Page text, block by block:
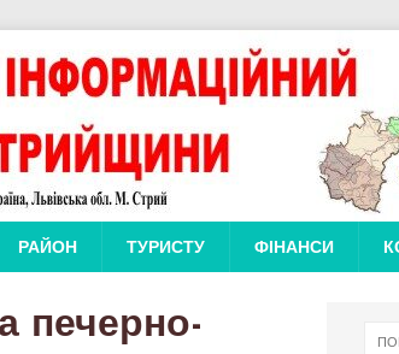
РАЙОН ТУРИСТУ ФІНАНСИ
печерно-